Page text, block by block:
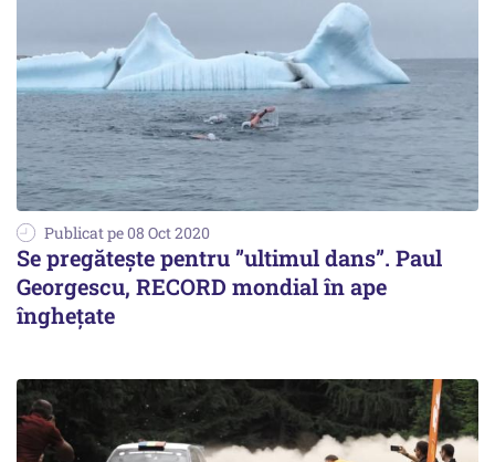
Publicat pe 08 Oct 2020
Se pregătește pentru ”ultimul dans”. Paul
Georgescu, RECORD mondial în ape
înghețate